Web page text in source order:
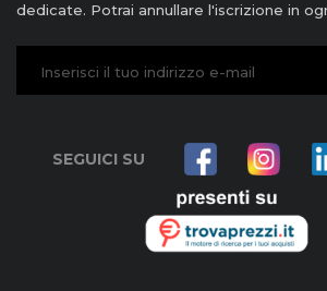
dedicate. Potrai annullare l'iscrizione in
SEGUICI SU